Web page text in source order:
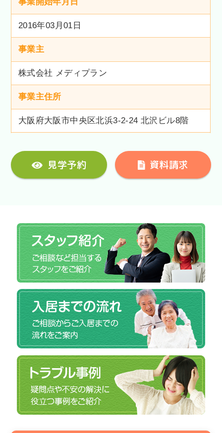
2016年03月01日
事業主
株式会社 メディプラン
事業主住所
大阪府大阪市中央区北浜3-2-24 北沢ビル8階
見学予約 資料請求